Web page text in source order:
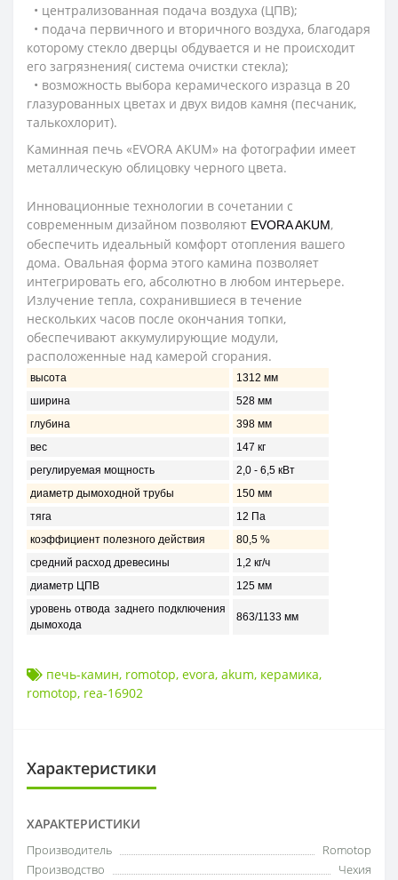
• централизованная подача воздуха (ЦПВ);
• подача первичного и вторичного воздуха, благодаря
которому стекло дверцы обдувается и не происходит
его загрязнения( система очистки стекла);
• возможность выбора керамического изразца в 20
глазурованных цветах и двух видов камня (песчаник,
талькохлорит).
Каминная печь «ЕVORA AKUM» на фотографии имеет
металлическую облицовку черного цвета.
Инновационные технологии в сочетании с
современным дизайном позволяют ЕVORA AKUM,
обеспечить идеальный комфорт отопления вашего
дома. Овальная форма этого камина позволяет
интегрировать его, абсолютно в любом интерьере.
Излучение тепла, сохранившиеся в течение
нескольких часов после окончания топки,
обеспечивают аккумулирующие модули,
расположенные над камерой сгорания.
высота
1312 мм
ширина
528 мм
глубина
398 мм
вес
147 кг
регулируемая мощность
2,0 - 6,5 кВт
диаметр дымоходной трубы
150 мм
тяга
12 Пa
коэффициент полезного действия
80,5 %
средний расход древесины
1,2 кг/ч
диаметр ЦПВ
125 мм
уровень отвода заднего подключения
дымохода
863/1133 мм
печь-камин, romotop, evora, akum, керамика,
romotop, rea-16902
Характеристики
ХАРАКТЕРИСТИКИ
Производитель
Romotop
Производство
Чехия